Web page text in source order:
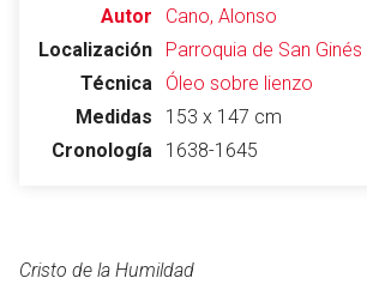
Autor
Cano, Alonso
Localización
Parroquia de San Ginés
Técnica
Óleo sobre lienzo
Medidas
153 x 147 cm
Cronología
1638-1645
Cristo de la Humildad